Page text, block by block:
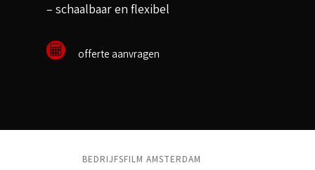
– schaalbaar en flexibel
offerte aanvragen
BEDRIJFSFILM AMSTERDAM